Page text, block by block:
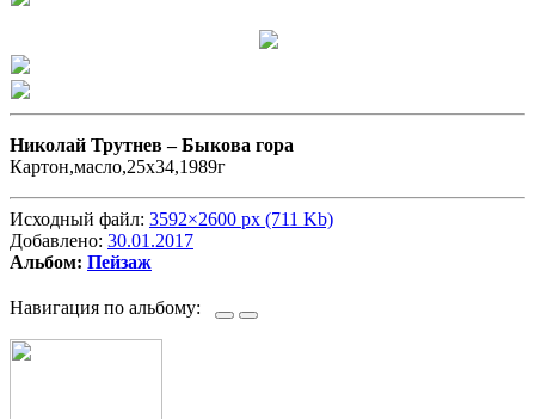
Николай Трутнев –Быкова гора
Картон,масло,25х34,1989г
Исходный файл: 3592×2600 px (711 Kb)
Добавлено: 30.01.2017
Альбом: Пейзаж
Навигация по альбому: